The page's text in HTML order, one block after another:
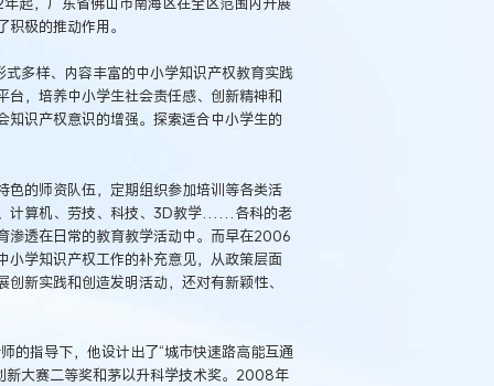
极的推动作用。
多样、内容丰富的中小学知识产权教育实践
，培养中小学生社会责任感、创新精神和
识产权意识的增强。探索适合中小学生的
色的师资队伍，定期组织参加培训等各类活
计算机、劳技、科技、3D教学……各科的老
渗透在日常的教育教学活动中。而早在2006
小学知识产权工作的补充意见，从政策层面
新实践和创造发明活动，还对有新颖性、
的指导下，他设计出了“城市快速路高能互通
新大赛二等奖和茅以升科学技术奖。2008年